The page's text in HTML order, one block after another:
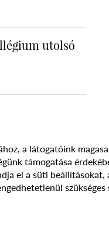
utolsó
szabályzat
NÉPFŐISKOLA
a látogatóink
támogatása
el a süti